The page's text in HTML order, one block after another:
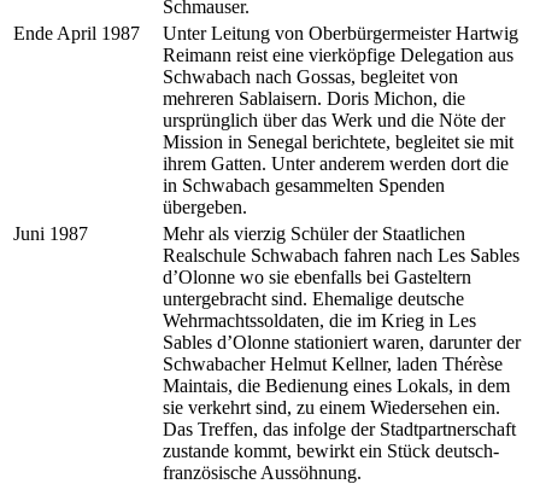
Schmauser.
Ende April 1987
Unter Leitung von Oberbürgermeister Hartwig
Reimann reist eine vierköpfige Delegation aus
Schwabach nach Gossas, begleitet von
mehreren Sablaisern. Doris Michon, die
ursprünglich über das Werk und die Nöte der
Mission in Senegal berichtete, begleitet sie mit
ihrem Gatten. Unter anderem werden dort die
in Schwabach gesammelten Spenden
übergeben.
Juni 1987
Mehr als vierzig Schüler der Staatlichen
Realschule Schwabach fahren nach Les Sables
d’Olonne wo sie ebenfalls bei Gasteltern
untergebracht sind. Ehemalige deutsche
Wehrmachtssoldaten, die im Krieg in Les
Sables d’Olonne stationiert waren, darunter der
Schwabacher Helmut Kellner, laden Thérèse
Maintais, die Bedienung eines Lokals, in dem
sie verkehrt sind, zu einem Wiedersehen ein.
Das Treffen, das infolge der Stadtpartnerschaft
zustande kommt, bewirkt ein Stück deutsch-
französische Aussöhnung.